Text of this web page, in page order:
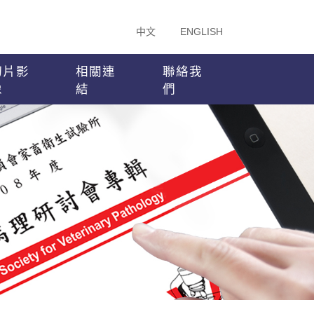
中文 ENGLISH
影
相關連
結
聯絡我
們